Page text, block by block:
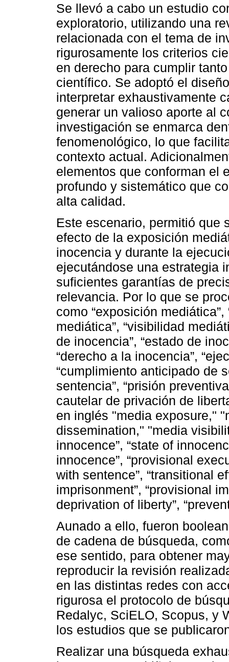
Se llevó a cabo un estudio
exploratorio, utilizando una
relacionada con el tema de
rigurosamente los criterios
en derecho para cumplir
científico. Se adoptó el
interpretar exhaustivamente
generar un valioso aporte al
investigación se enmarca
fenomenológico, lo que
contexto actual.
elementos que conforman el
profundo y sistemático que
alta calidad.
Este escenario, permitió que
efecto de la exposición
inocencia y durante la
ejecutándose una estrategia
suficientes garantías de
relevancia. Por lo que se
como “exposición
mediática”, “visibilidad
de inocencia”, “estado de
“derecho a la inocencia”,
“cumplimiento anticipado de
sentencia”, “prisión
cautelar de privación de
en inglés "media exposure,"
dissemination," "media
innocence”, “state of
innocence”, “provisional
with sentence”, “transitional
imprisonment”, “provisional
deprivation of liberty”,
Aunado a ello, fueron
de cadena de búsqueda,
ese sentido, para obtener
reproducir la revisión
en las distintas redes con
rigurosa el protocolo de
Redalyc, SciELO, Scopus, y
los estudios que se
Realizar una búsqueda